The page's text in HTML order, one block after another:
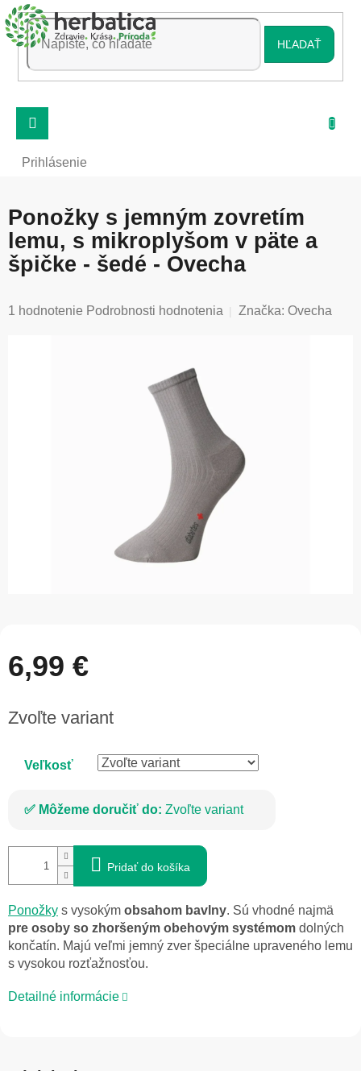
Prejsť
na
obsah
HĽADAŤ
Prihlásenie
Ponožky s jemným zovretím
lemu, s mikroplyšom v päte a
špičke - šedé - Ovecha
Priemerné
1 hodnotenie Podrobnosti hodnotenia Značka: Ovecha
6,99 €
cena:
Zvoľte variant
Veľkosť
Môžeme doručiť do: Zvoľte variant
Pridať do košíka
Ponožky s vysokým obsahom bavlny. Sú vhodné najmä
pre osoby so zhoršeným obehovým systémom dolných
končatín. Majú veľmi jemný zver špeciálne upraveného lemu
s vysokou rozťažnosťou.
Detailné informácie